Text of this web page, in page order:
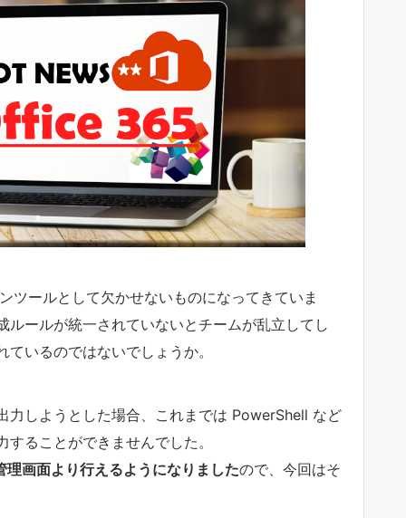
ールとして欠かせないものになってきていま
ールが統一されていないとチームが乱立してし
いるのではないでしょうか。
力しようとした場合、これまでは PowerShell など
ることができませんでした。
画面より行えるようになりましたので、今回はそ